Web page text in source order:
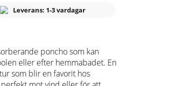
Leverans: 1-3 vardagar
poncho som kan
eller efter hemmabadet. En
som blir en favorit hos